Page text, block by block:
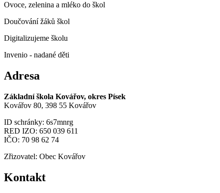
Ovoce, zelenina a mléko do škol
Doučování žáků škol
Digitalizujeme školu
Invenio - nadané děti
Adresa
Základní škola Kovářov, okres Písek
Kovářov 80, 398 55 Kovářov
ID schránky: 6s7mnrg
RED IZO: 650 039 611
IČO: 70 98 62 74
Zřizovatel: Obec Kovářov
Kontakt